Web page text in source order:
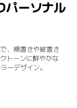
パーソナル
、横置きや縦置き
トーンに鮮やかな
ーデザイン。